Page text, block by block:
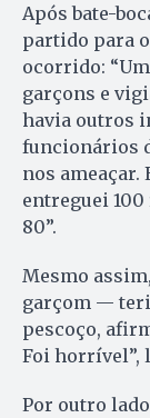
Após bate-
partido para
ocorrido:
garçons e
havia outros
funcionários
nos ameaçar.
entreguei 100
80”.
Mesmo
garçom —
pescoço,
Foi horrível”,
Por outro